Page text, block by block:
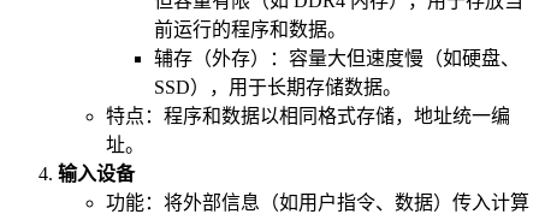
前运行的程序和数据。
辅存（外存）：容量大但速度慢（如硬盘、
SSD），用于长期存储数据。
特点：程序和数据以相同格式存储，地址统一编
址。
输入设备
功能：将外部信息（如用户指令、数据）传入计算